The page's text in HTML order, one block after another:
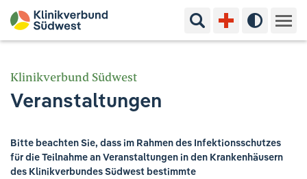
Suchbegriff eingeben
Hoher
Ihr Aufenthalt
Ausbildung & Studium
Klinikverbund Südwest
Veranstaltungen
Bitte beachten Sie, dass im Rahmen des Infektionsschutzes
für die Teilnahme an Veranstaltungen in den Krankenhäusern
des Klinikverbundes Südwest bestimmte